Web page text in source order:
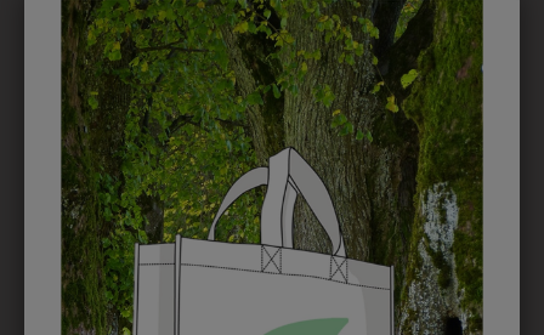
EMBLEM
Kann gestickt oder bedruckt werden. Sehr vielseitig
einsetzbar und beim Sticken wieder ab 1 Stück
möglich.
DRUCK
Perfekt für große Logos und für kleine Details, jedoch
kostet jede Farbe extra und ist erst ab 12 Stück
möglich. Waschbar bis zu 60°C.